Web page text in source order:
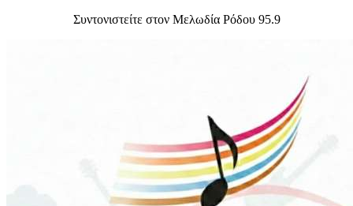
Συντονιστείτε στον Μελωδία Ρόδου 95.9